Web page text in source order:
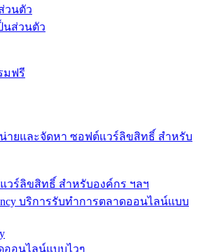
วนตัว
นส่วนตัว
วร์ลิขสิทธิ์ สำหรับองค์กร ฯลฯ
ออนไลน์แบบไวๆ